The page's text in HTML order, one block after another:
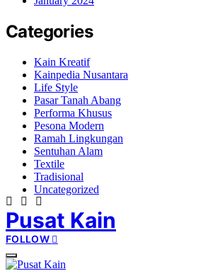
Categories
Kain Kreatif
Kainpedia Nusantara
Life Style
Pasar Tanah Abang
Performa Khusus
Pesona Modern
Ramah Lingkungan
Sentuhan Alam
Textile
Tradisional
Uncategorized
Pusat Kain
FOLLOW